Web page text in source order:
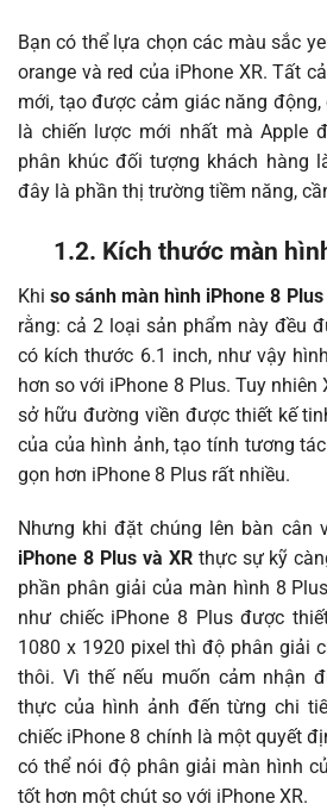
Bạn có thể lựa chọn các màu sắc
orange và red của iPhone XR. Tất
mới, tạo được cảm giác năng
là chiến lược mới nhất mà Apple
phân khúc đối tượng khách hàng
đây là phần thị trường tiềm năng,
1.2. Kích thước màn
Khiso sánh màn hình iPhone 8 Plus
rằng: cả 2 loại sản phẩm này đều
có kích thước 6.1 inch, như vậy
hơn so với iPhone 8 Plus. Tuy nhiên
sở hữu đường viền được thiết kế
của của hình ảnh, tạo tính tương
gọn hơn iPhone 8 Plus rất nhiều.
Nhưng khi đặt chúng lên bàn cân
iPhone 8 Plus và XRthực sự kỹ
phần phân giải của màn hình 8
như chiếc iPhone 8 Plus được
1080 x 1920 pixel thì độ phân giải
thôi. Vì thế nếu muốn cảm nhận
thực của hình ảnh đến từng chi
chiếc iPhone 8 chính là một quyết
có thể nói độ phân giải màn hình
tốt hơn một chút so với iPhone XR.